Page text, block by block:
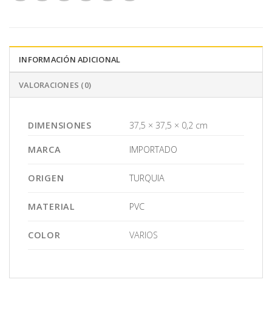
INFORMACIÓN ADICIONAL
VALORACIONES (0)
DIMENSIONES 37,5 × 37,5 × 0,2 cm
MARCA IMPORTADO
ORIGEN TURQUIA
MATERIAL PVC
COLOR VARIOS